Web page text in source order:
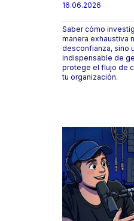
16.06.2026
Saber cómo
manera exhaustiva
desconfianza, sino
indispensable de
protege el flujo de
tu organización.